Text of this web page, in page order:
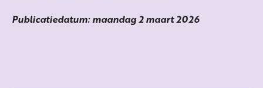
Publicatiedatum: maandag 2 maart 2026